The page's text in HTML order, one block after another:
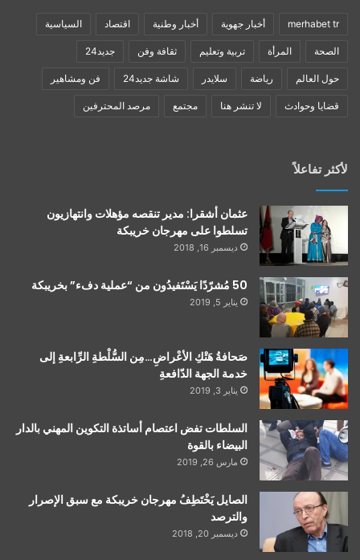
merhabet tr أخبار جهوية أخبار وطنية اقتصاد السياسية
الصحة المرأة تربية وتعليم ثقافة وفن جديد24
حول العالم رياضة سلايدر شاشة جديد24 فن ومشاهير
قضايا وحوادث لا تنشر هنا مجتمع مرصد المحترفين
لأكثر تفاعلاً
عثمان أشقرا: مدير تنقصه مؤهلات وانتهازيون
تسلطوا على مهرجان خريبكة
ديسمبر 16, 2018
50 مُشرّدًا يَسْتَفيدُون من “عملية دفء” بخريبكة
يناير 5, 2019
صَحافةُ هَتْكِ الأعْراضِ…مِن السُّلْطةِ الرِّابعةِ إلى
خدمة الجهة الدّافعةِ
يناير 3, 2019
السلطات تفض اعتصام أساتذة التكوين المهني بالدار
البيضاء بالقوة
مارس 26, 2019
الصايل يَخْتَطِفُ مهرجان خريبكة مع سبق الإصرار
والترصد
ديسمبر 20, 2018